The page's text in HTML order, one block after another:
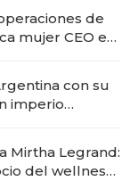
de
mujer CEO en
con su
imperio
Mirtha Legrand:
del wellness